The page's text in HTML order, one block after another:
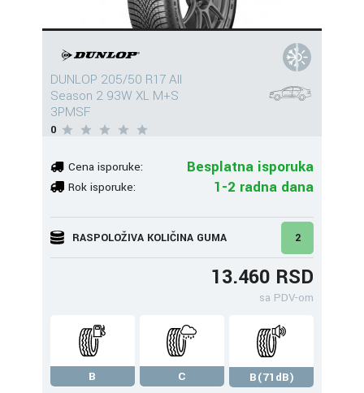
DUNLOP 205/50 R17 All
Season 2 93W XL M+S
3PMSF
0
Cena isporuke: Besplatna isporuka
Rok isporuke: 1-2 radna dana
RASPOLOŽIVA KOLIČINA GUMA 2
13.460 RSD
sa PDV-om
B C
B(71dB)